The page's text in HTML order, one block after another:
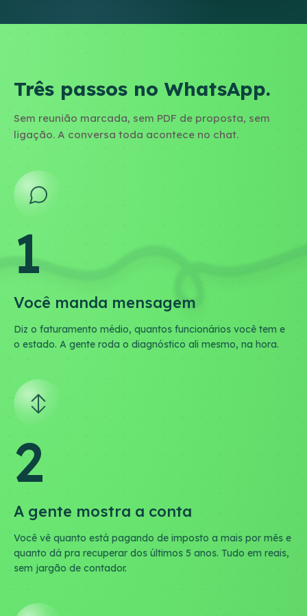
PLANO SUGERIDO PRA VOCÊ
—
Três passos no WhatsApp.
Sem reunião marcada, sem PDF de proposta, sem
ligação. A conversa toda acontece no chat.
1
Você manda mensagem
Diz o faturamento médio, quantos funcionários você tem e
o estado. A gente roda o diagnóstico ali mesmo, na hora.
2
A gente mostra a conta
Você vê quanto está pagando de imposto a mais por mês e
quanto dá pra recuperar dos últimos 5 anos. Tudo em reais,
sem jargão de contador.